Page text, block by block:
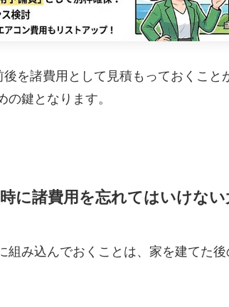
を諸費用として見積もっておくこと
鍵となります。
に諸費用を忘れてはいけない
組み込んでおくことは、家を建てた